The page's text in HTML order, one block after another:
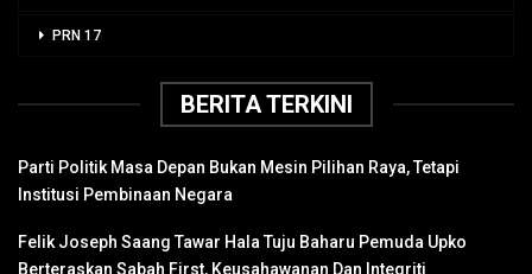
PRN 17
BERITA TERKINI
Parti Politik Masa Depan Bukan Mesin Pilihan Raya, Tetapi
Institusi Pembinaan Negara
Felik Joseph Saang Tawar Hala Tuju Baharu Pemuda Upko
Berteraskan Sabah First, Keusahawanan Dan Integriti